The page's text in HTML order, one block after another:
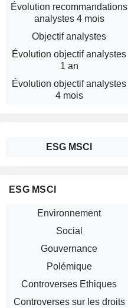
Évolution recommandations
analystes 4 mois
Objectif analystes
Évolution objectif analystes
1 an
Évolution objectif analystes
4 mois
ESG MSCI
ESG MSCI
Environnement
Social
Gouvernance
Polémique
Controverses Ethiques
Controverses sur les droits